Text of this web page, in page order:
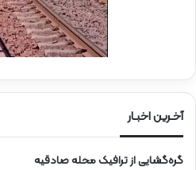
ن
آخـرین اخبـار
گره‌گشایی از ترافیک محله صادقیه